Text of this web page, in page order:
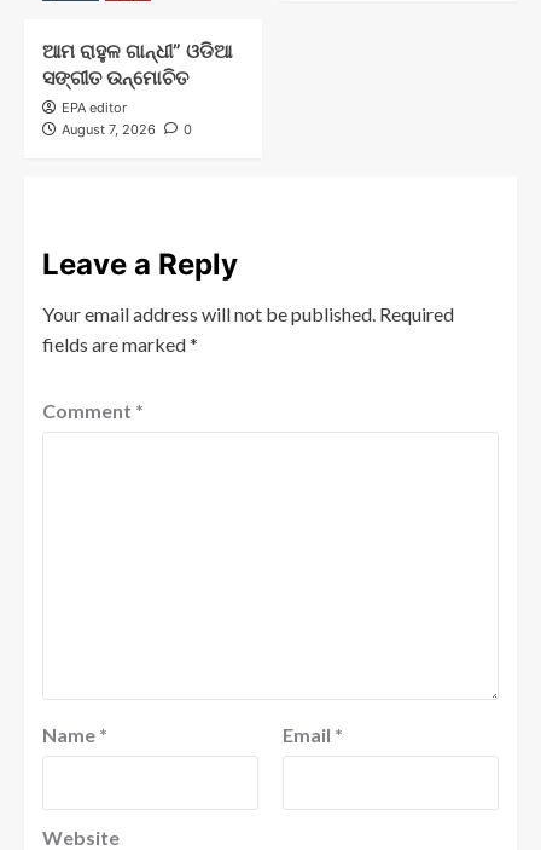
ଆମ ରାହୁଳ ଗାନ୍ଧୀ” ଓଡିଆ
ସଙ୍ଗୀତ ଉନ୍ମୋଚିତ
EPA editor
August 7, 2026
0
Leave a Reply
Your email address will not be published. Required
fields are marked*
Comment *
Name * Email *
Website